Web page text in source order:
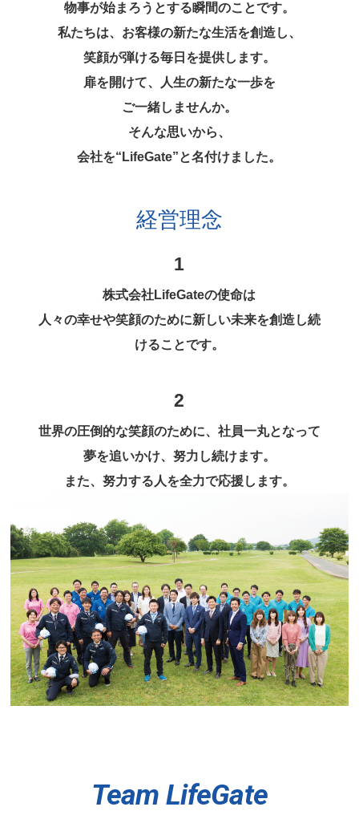
物事が始まろうとする瞬間のことです。
私たちは、お客様の新たな生活を創造し、
笑顔が弾ける毎日を提供します。
扉を開けて、人生の新たな一歩を
ご一緒しませんか。
そんな思いから、
会社を“LifeGate”と名付けました。
経営理念
1
株式会社LifeGateの使命は
人々の幸せや笑顔のために新しい未来を創造し続
けることです。
2
世界の圧倒的な笑顔のために、社員一丸となって
夢を追いかけ、努力し続けます。
また、努力する人を全力で応援します。
Team LifeGate